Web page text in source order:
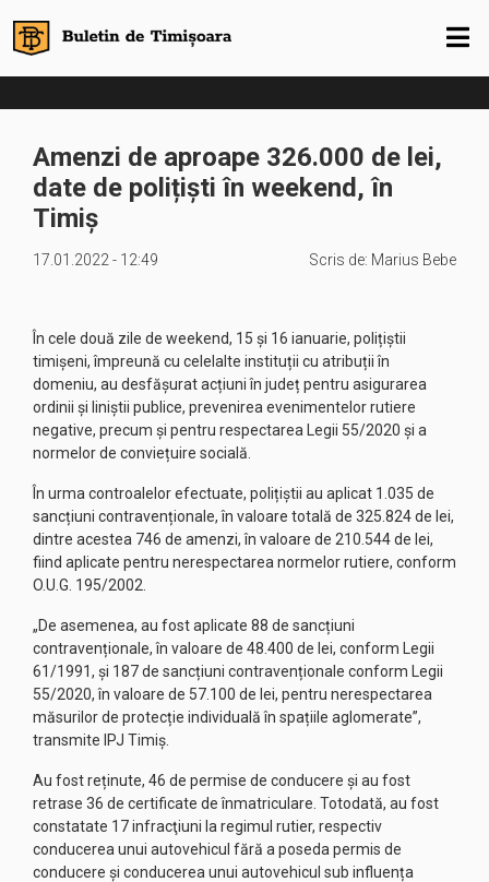
Amenzi de aproape 326.000 de lei,
date de polițiști în weekend, în
Timiș
17.01.2022 - 12:49 Scris de: Marius Bebe
În cele două zile de weekend, 15 și 16 ianuarie, polițiștii
timișeni, împreună cu celelalte instituții cu atribuții în
domeniu, au desfășurat acțiuni în județ pentru asigurarea
ordinii și liniștii publice, prevenirea evenimentelor rutiere
negative, precum și pentru respectarea Legii 55/2020 și a
normelor de conviețuire socială.
În urma controalelor efectuate, polițiștii au aplicat 1.035 de
sancțiuni contravenționale, în valoare totală de 325.824 de lei,
dintre acestea 746 de amenzi, în valoare de 210.544 de lei,
fiind aplicate pentru nerespectarea normelor rutiere, conform
O.U.G. 195/2002.
„De asemenea, au fost aplicate 88 de sancțiuni
contravenționale, în valoare de 48.400 de lei, conform Legii
61/1991, și 187 de sancțiuni contravenționale conform Legii
55/2020, în valoare de 57.100 de lei, pentru nerespectarea
măsurilor de protecție individuală în spațiile aglomerate”,
transmite IPJ Timiș.
Au fost reținute, 46 de permise de conducere și au fost
retrase 36 de certificate de înmatriculare. Totodată, au fost
constatate 17 infracţiuni la regimul rutier, respectiv
conducerea unui autovehicul fără a poseda permis de
conducere și conducerea unui autovehicul sub influența